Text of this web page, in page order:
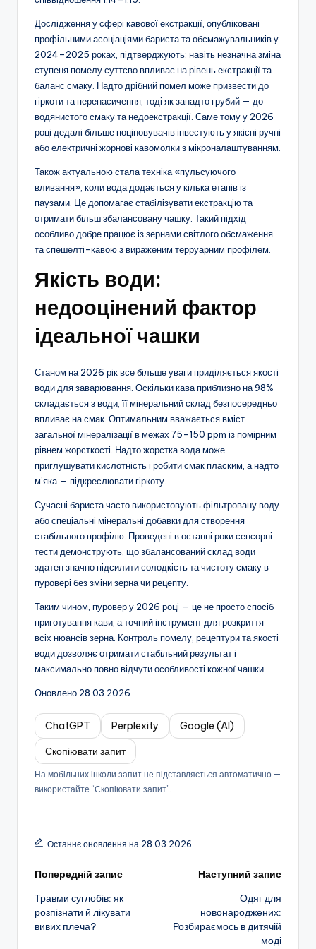
Дослідження у сфері кавової екстракції, опубліковані
профільними асоціаціями бариста та обсмажувальників у
2024–2025 роках, підтверджують: навіть незначна зміна
ступеня помелу суттєво впливає на рівень екстракції та
баланс смаку. Надто дрібний помел може призвести до
гіркоти та перенасичення, тоді як занадто грубий — до
водянистого смаку та недоекстракції. Саме тому у 2026
році дедалі більше поціновувачів інвестують у якісні ручні
або електричні жорнові кавомолки з мікроналаштуванням.
Також актуальною стала техніка «пульсуючого
вливання», коли вода додається у кілька етапів із
паузами. Це допомагає стабілізувати екстракцію та
отримати більш збалансовану чашку. Такий підхід
особливо добре працює із зернами світлого обсмаження
та спешелті-кавою з вираженим терруарним профілем.
Якість води:
недооцінений фактор
ідеальної чашки
Станом на 2026 рік все більше уваги приділяється якості
води для заварювання. Оскільки кава приблизно на 98%
складається з води, її мінеральний склад безпосередньо
впливає на смак. Оптимальним вважається вміст
загальної мінералізації в межах 75–150 ppm із помірним
рівнем жорсткості. Надто жорстка вода може
приглушувати кислотність і робити смак пласким, а надто
м’яка — підкреслювати гіркоту.
Сучасні бариста часто використовують фільтровану воду
або спеціальні мінеральні добавки для створення
стабільного профілю. Проведені в останні роки сенсорні
тести демонструють, що збалансований склад води
здатен значно підсилити солодкість та чистоту смаку в
пуровері без зміни зерна чи рецепту.
Таким чином, пуровер у 2026 році — це не просто спосіб
приготування кави, а точний інструмент для розкриття
всіх нюансів зерна. Контроль помелу, рецептури та якості
води дозволяє отримати стабільний результат і
максимально повно відчути особливості кожної чашки.
Оновлено 28.03.2026
ChatGPT Perplexity
Google (AI)
Скопіювати запит
На мобільних інколи запит не підставляється автоматично —
використайте “Скопіювати запит”.
Останнє оновлення на 28.03.2026
Навігація
по
запису
Попередній запис
Травми суглобів: як
розпізнати й лікувати
вивих плеча?
Наступний запис
Одяг для
новонароджених:
Розбираємось в дитячій
моді